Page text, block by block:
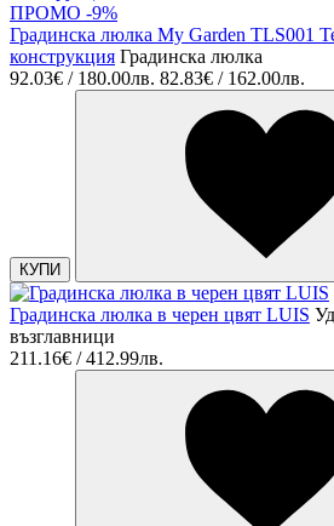
ПРОМО -9%
Градинска люлка My Garden TLS001
конструкция Градинска люлка
92.03€ / 180.00лв. 82.83€ / 162.00лв.
КУПИ
Градинска люлка в черен цвят LUIS
възглавници
211.16€ / 412.99лв.